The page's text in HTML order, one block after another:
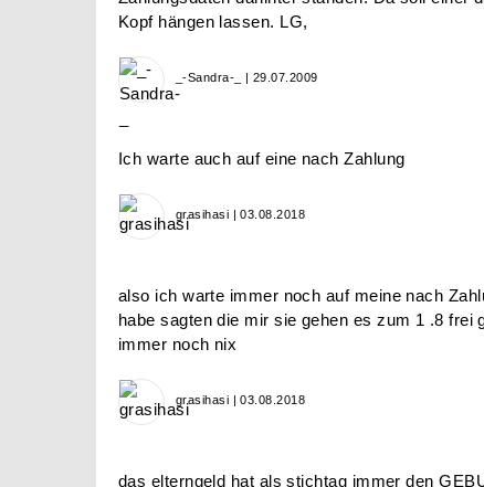
Kopf hängen lassen. LG,
_-Sandra-_ | 29.07.2009
Ich warte auch auf eine nach Zahlung
grasihasi | 03.08.2018
also ich warte immer noch auf meine nach
habe sagten die mir sie gehen es zum 1 .8 frei
immer noch nix
grasihasi | 03.08.2018
das elterngeld hat als stichtag immer den